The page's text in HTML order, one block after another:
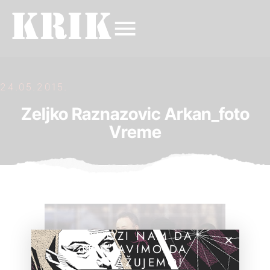
24.05.2015.
Zeljko Raznazovic Arkan_foto
Vreme
POMOZI NAM DA
NASTAVIMO DA
ISTRAŽUJEMO!